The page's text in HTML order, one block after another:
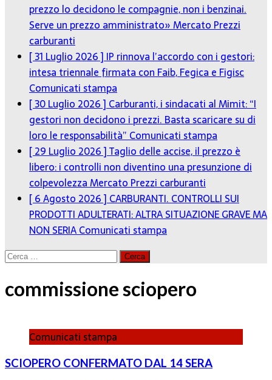
prezzo lo decidono le compagnie, non i benzinai.
Serve un prezzo amministrato»Mercato Prezzi
carburanti
[ 31 Luglio 2026 ]IP rinnova l’accordo con i gestori:
intesa triennale firmata con Faib, Fegica e Figisc
Comunicati stampa
[ 30 Luglio 2026 ]Carburanti, i sindacati al Mimit: “I
gestori non decidono i prezzi. Basta scaricare su di
loro le responsabilità”Comunicati stampa
[ 29 Luglio 2026 ]Taglio delle accise, il prezzo è
libero: i controlli non diventino una presunzione di
colpevolezzaMercato Prezzi carburanti
[ 6 Agosto 2026 ]CARBURANTI. CONTROLLI SUI
PRODOTTI ADULTERATI: ALTRA SITUAZIONE GRAVE MA
NON SERIAComunicati stampa
Ricerca
commissione sciopero
Comunicati stampa
SCIOPERO CONFERMATO DAL 14 SERA